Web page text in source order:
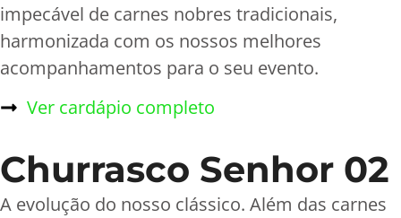
impecável de carnes nobres tradicionais,
harmonizada com os nossos melhores
acompanhamentos para o seu evento.
Ver cardápio completo
Churrasco Senhor 02
A evolução do nosso clássico. Além das carnes